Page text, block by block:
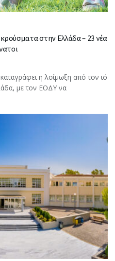
κρούσματα στην Ελλάδα – 23 νέα
η λοίμωξη από τον ιό
με τον ΕΟΔΥ να